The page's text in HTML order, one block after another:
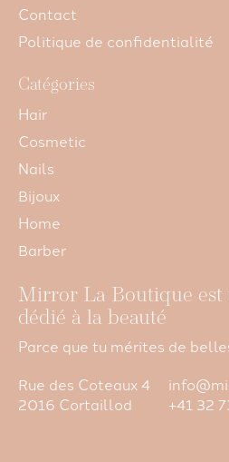
Contact
Politique de confidentialité
Catégories
Hair
Cosmetic
Nails
Bijoux
Home
Barber
Mirror La Boutique est
dédié à la beauté
Parce que tu mérites de
Rue des Coteaux 4
2016 Cortaillod
+41 32